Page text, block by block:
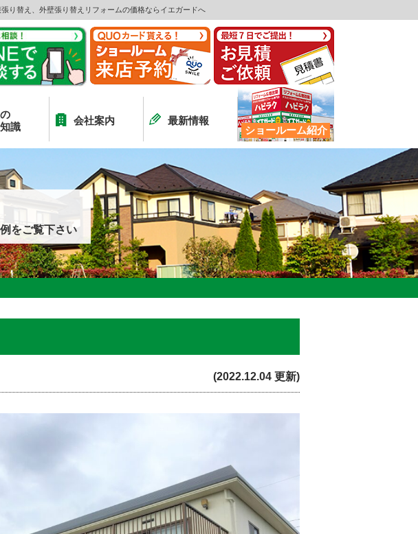
り替え、外壁張り替えリフォームの価格ならイエガードへ
識
会社案内
最新情報
ショールーム紹介
をご覧下さい
(2022.12.04 更新)